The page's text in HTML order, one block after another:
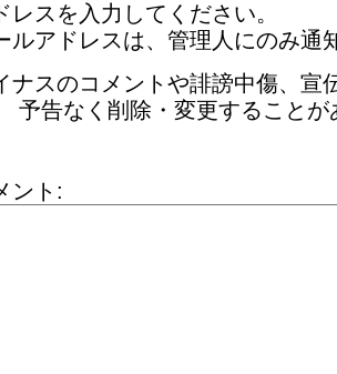
レスを入力してください。
ルアドレスは、管理人にのみ通
ナスのコメントや誹謗中傷、宣
予告なく削除・変更することが
ント: